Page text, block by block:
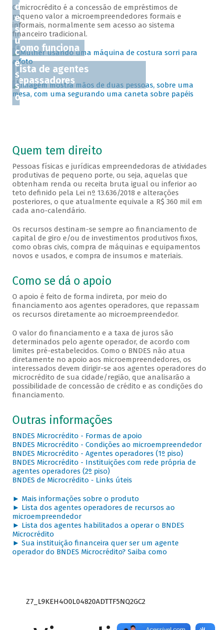
O microcrédito é a concessão de empréstimos de
pequeno valor a microempreendedores formais e
informais, normalmente sem acesso ao sistema
financeiro tradicional.
Como funciona
Lista de agentes
repassadores
d
e
s
u
c
e
s
s
o
Quem tem direito
Pessoas físicas e jurídicas empreendedoras de atividades
produtivas de pequeno porte, ou seja, aquelas que
obtenham renda ou receita bruta igual ou inferior ao
teto definido pela Lei nº 13.636/2018 e alterações
posteriores, o que atualmente equivale a R$ 360 mil em
cada ano-calendário.
Os recursos destinam-se sempre ao financiamento de
capital de giro e/ou de investimentos produtivos fixos,
como obras civis, compra de máquinas e equipamentos
novos e usados, e compra de insumos e materiais.
Como se dá o apoio
O apoio é feito de forma indireta, por meio do
financiamento aos agentes operadores, que repassam
os recursos diretamente ao microempreendedor.
O valor do financiamento e a taxa de juros são
determinados pelo agente operador, de acordo com
limites pré-estabelecidos. Como o BNDES não atua
diretamente no apoio aos microempreendedores, os
interessados devem dirigir-se aos agentes operadores do
microcrédito de sua cidade/região, que analisarão a
possibilidade de concessão de crédito e as condições do
financiamento.
Outras informações
BNDES Microcrédito - Formas de apoio
BNDES Microcrédito - Condições ao microempreendedor
BNDES Microcrédito - Agentes operadores (1º piso)
BNDES Microcrédito - Instituições com rede própria de
agentes operadores (2º piso)
BNDES de Microcrédito - Links úteis
► Mais informações sobre o produto
► Lista dos agentes operadores de recursos ao
microempreendedor
► Lista dos agentes habilitados a operar o BNDES
Microcrédito
► Sua instituição financeira quer ser um agente
operador do BNDES Microcrédito? Saiba como
Z7_L9KEH4O0L04820ADTTF5NQ2GC2